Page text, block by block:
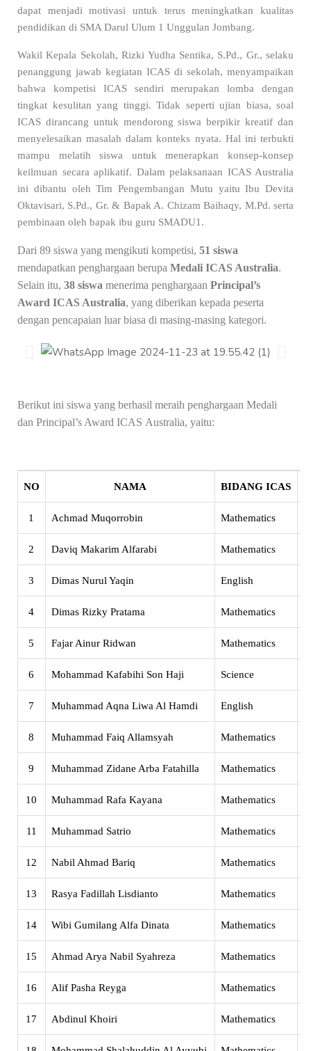
dapat menjadi motivasi untuk terus meningkatkan kualitas
pendidikan di SMA Darul Ulum 1 Unggulan Jombang.
Wakil Kepala Sekolah, Rizki Yudha Sentika, S.Pd., Gr., selaku
penanggung jawab kegiatan ICAS di sekolah, menyampaikan
bahwa kompetisi ICAS sendiri merupakan lomba dengan
tingkat kesulitan yang tinggi. Tidak seperti ujian biasa, soal
ICAS dirancang untuk mendorong siswa berpikir kreatif dan
menyelesaikan masalah dalam konteks nyata. Hal ini terbukti
mampu melatih siswa untuk menerapkan konsep-konsep
keilmuan secara aplikatif. Dalam pelaksanaan ICAS Australia
ini dibantu oleh Tim Pengembangan Mutu yaitu Ibu Devita
Oktavisari, S.Pd., Gr. & Bapak A. Chizam Baihaqy, M.Pd. serta
pembinaan oleh bapak ibu guru SMADU1.
Dari 89 siswa yang mengikuti kompetisi, 51 siswa
mendapatkan penghargaan berupa Medali ICAS Australia.
Selain itu, 38 siswa menerima penghargaan Principal’s
Award ICAS Australia, yang diberikan kepada peserta
dengan pencapaian luar biasa di masing-masing kategori.
Berikut ini siswa yang berhasil meraih penghargaan Medali
dan Principal’s Award ICAS Australia, yaitu:
NO NAMA BIDANG ICAS
1 Achmad Muqorrobin Mathematics
2 Daviq Makarim Alfarabi Mathematics
3 Dimas Nurul Yaqin English
4 Dimas Rizky Pratama Mathematics
5 Fajar Ainur Ridwan Mathematics
6 Mohammad Kafabihi Son Haji Science
7 Muhammad Aqna Liwa Al Hamdi English
8 Muhammad Faiq Allamsyah Mathematics
9 Muhammad Zidane Arba Fatahilla Mathematics
10 Muhammad Rafa Kayana Mathematics
11 Muhammad Satrio Mathematics
12 Nabil Ahmad Bariq Mathematics
13 Rasya Fadillah Lisdianto Mathematics
14 Wibi Gumilang Alfa Dinata Mathematics
15 Ahmad Arya Nabil Syahreza Mathematics
16 Alif Pasha Reyga Mathematics
17 Abdinul Khoiri Mathematics